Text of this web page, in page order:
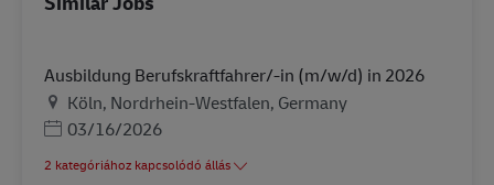
Ausbildung Berufskraftfahrer/-in (m/w/d) in 2026
Helyszín
Köln, Nordrhein-Westfalen, Germany
Posted Date
03/16/2026
2 kategóriához kapcsolódó állás